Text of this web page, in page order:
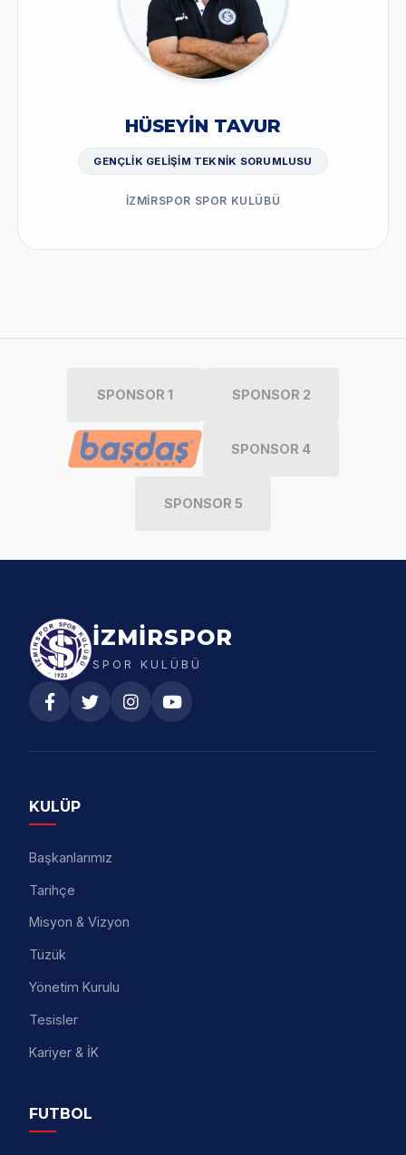
HÜSEYİN TAVUR
GENÇLIK GELIŞIM TEKNIK SORUMLUSU
İZMİRSPOR SPOR KULÜBÜ
SPONSOR 1 SPONSOR 2
SPONSOR 4
SPONSOR 5
İZMİRSPOR
SPOR KULÜBÜ
KULÜP
Başkanlarımız
Tarihçe
Misyon & Vizyon
Tüzük
Yönetim Kurulu
Tesisler
Kariyer & İK
FUTBOL